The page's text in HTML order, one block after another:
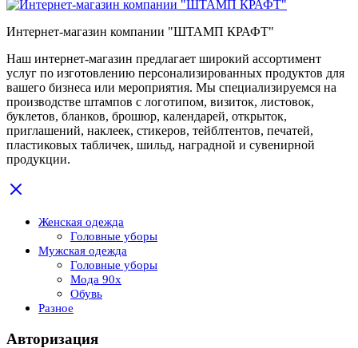
Интернет-магазин компании "ШТАМП КРАФТ"
Наш интернет-магазин предлагает широкий ассортимент
услуг по изготовлению персонализированных продуктов для
вашего бизнеса или мероприятия. Мы специализируемся на
производстве штампов с логотипом, визиток, листовок,
буклетов, бланков, брошюр, календарей, открыток,
приглашений, наклеек, стикеров, тейблтентов, печатей,
пластиковых табличек, шильд, наградной и сувенирной
продукции.
Женская одежда
Головные уборы
Мужская одежда
Головные уборы
Мода 90x
Обувь
Разное
Авторизация